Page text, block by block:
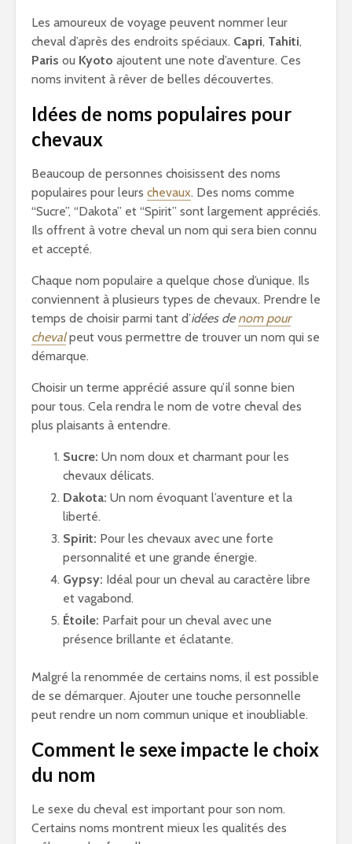
Les amoureux de voyage peuvent nommer leur
cheval d’après des endroits spéciaux. Capri, Tahiti,
Paris ou Kyoto ajoutent une note d’aventure. Ces
noms invitent à rêver de belles découvertes.
Idées de noms populaires pour
chevaux
Beaucoup de personnes choisissent des noms
populaires pour leurs chevaux. Des noms comme
“Sucre”, “Dakota” et “Spirit” sont largement appréciés.
Ils offrent à votre cheval un nom qui sera bien connu
et accepté.
Chaque nom populaire a quelque chose d’unique. Ils
conviennent à plusieurs types de chevaux. Prendre le
temps de choisir parmi tant d’idées de nom pour
chevalpeut vous permettre de trouver un nom qui se
démarque.
Choisir un terme apprécié assure qu’il sonne bien
pour tous. Cela rendra le nom de votre cheval des
plus plaisants à entendre.
Sucre: Un nom doux et charmant pour les
chevaux délicats.
Dakota: Un nom évoquant l’aventure et la
liberté.
Spirit: Pour les chevaux avec une forte
personnalité et une grande énergie.
Gypsy: Idéal pour un cheval au caractère libre
et vagabond.
Étoile: Parfait pour un cheval avec une
présence brillante et éclatante.
Malgré la renommée de certains noms, il est possible
de se démarquer. Ajouter une touche personnelle
peut rendre un nom commun unique et inoubliable.
Comment le sexe impacte le choix
du nom
Le sexe du cheval est important pour son nom.
Certains noms montrent mieux les qualités des